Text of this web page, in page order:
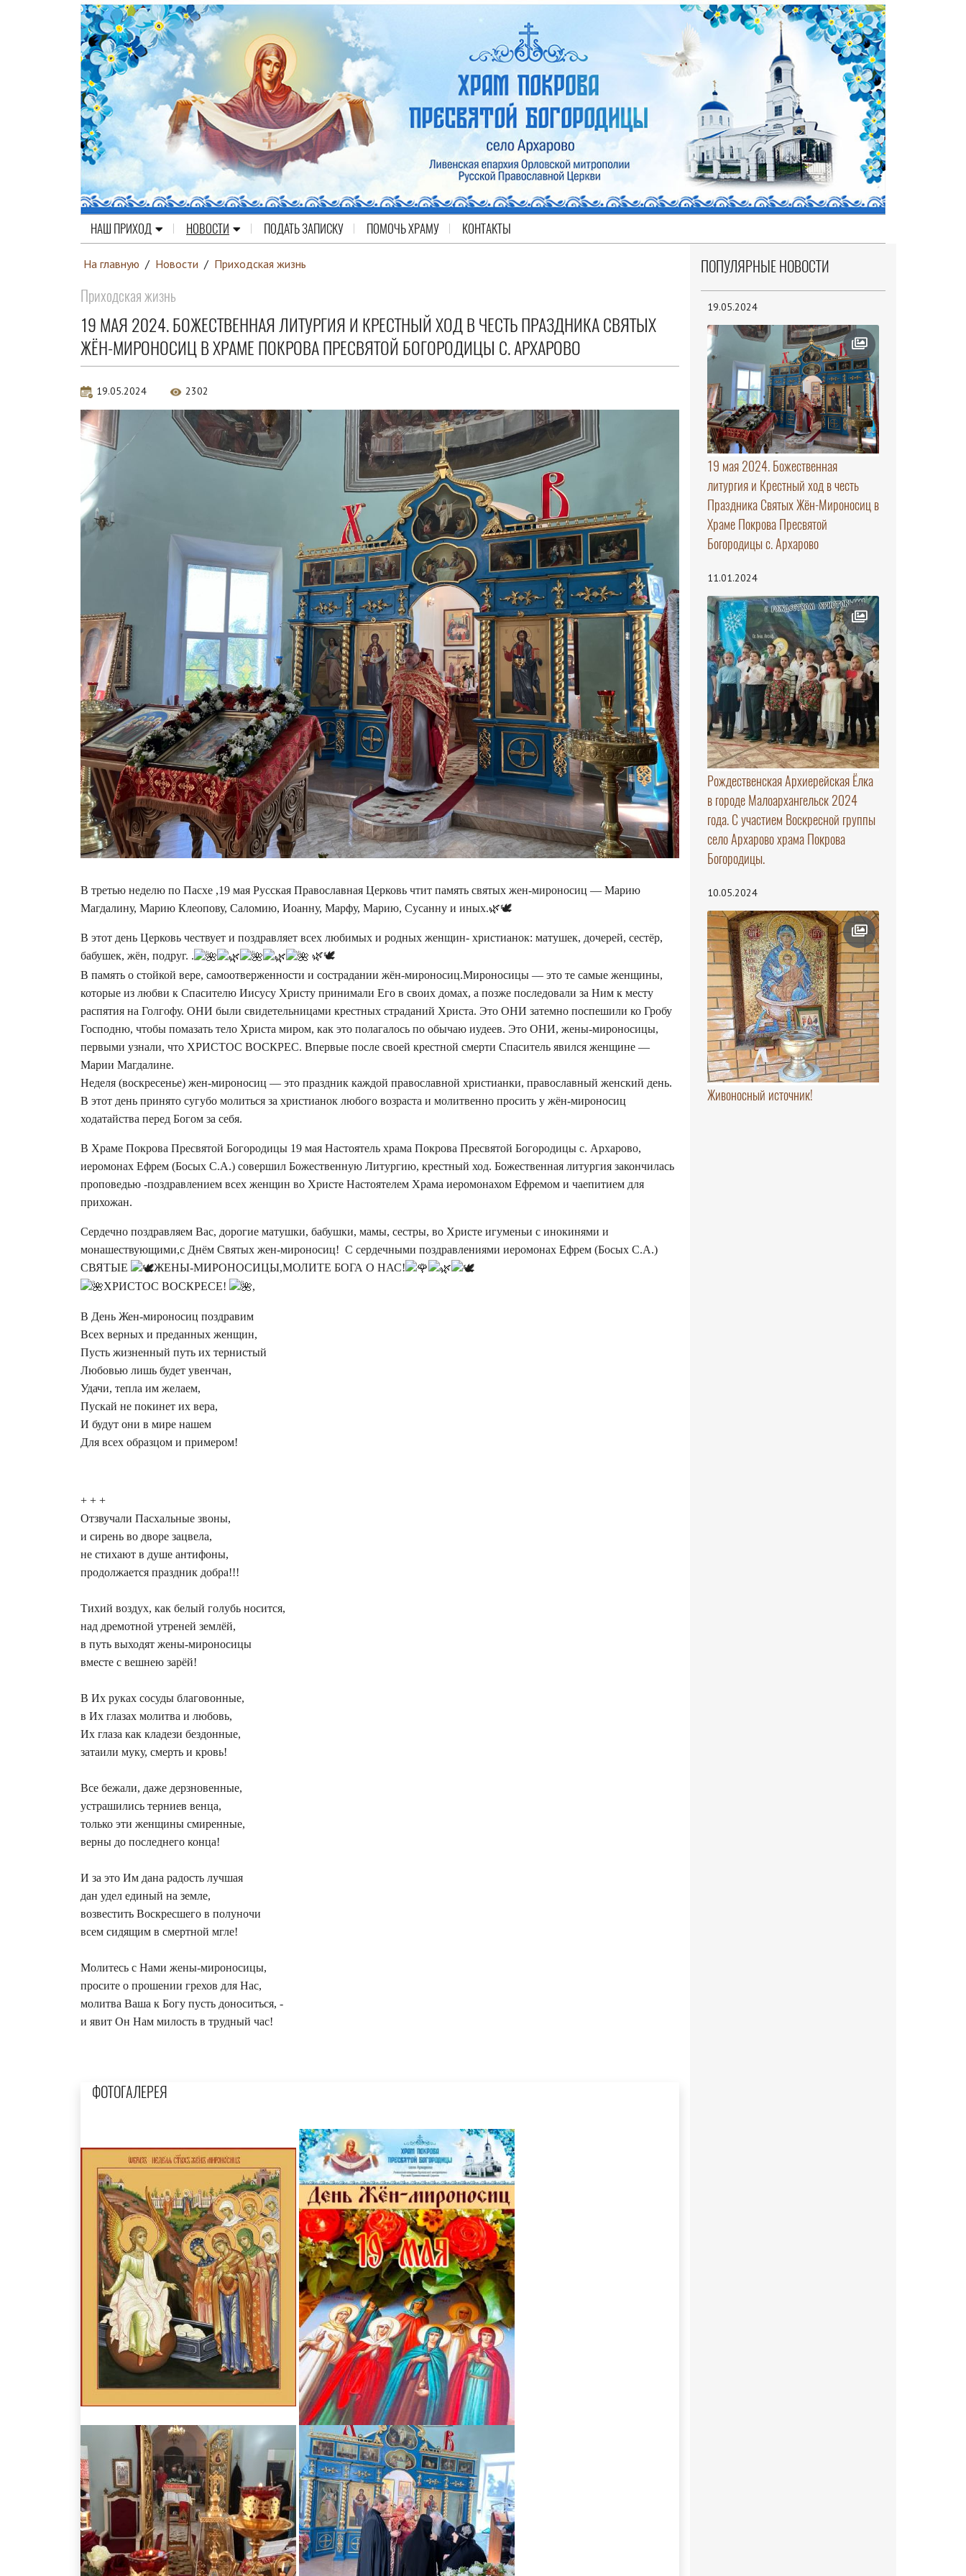
НАШ ПРИХОД НОВОСТИ ПОДАТЬ ЗАПИСКУ ПОМОЧЬ ХРАМУ КОНТАКТЫ
На главную / Новости / Приходская жизнь
Приходская жизнь
19 МАЯ 2024. БОЖЕСТВЕННАЯ ЛИТУРГИЯ И КРЕСТНЫЙ ХОД В ЧЕСТЬ ПРАЗДНИКА СВЯТЫХ
ЖЁН-МИРОНОСИЦ В ХРАМЕ ПОКРОВА ПРЕСВЯТОЙ БОГОРОДИЦЫ С. АРХАРОВО
19.05.2024 2302
В третью неделю по Пасхе ,19 мая Русская Православная Церковь чтит память святых жен-мироносиц — Марию
Магдалину, Марию Клеопову, Саломию, Иоанну, Марфу, Марию, Сусанну и иных.🌿🕊
В этот день Церковь чествует и поздравляет всех любимых и родных женщин- христианок: матушек, дочерей, сестёр,
бабушек, жëн, подруг. .
🌿🕊
В память о стойкой вере, самоотверженности и сострадании жëн-мироносиц.Мироносицы — это те самые женщины,
которые из любви к Спасителю Иисусу Христу принимали Его в своих домах, а позже последовали за Ним к месту
распятия на Голгофу. ОНИ были свидетельницами крестных страданий Христа. Это ОНИ затемно поспешили ко Гробу
Господню, чтобы помазать тело Христа миром, как это полагалось по обычаю иудеев. Это ОНИ, жены-мироносицы,
первыми узнали, что ХРИСТОС ВОСКРЕС. Впервые после своей крестной смерти Спаситель явился женщине —
Марии Магдалине.
Неделя (воскресенье) жен-мироносиц — это праздник каждой православной христианки, православный женский день.
В этот день принято сугубо молиться за христианок любого возраста и молитвенно просить у жëн-мироносиц
ходатайства перед Богом за себя.
В Храме Покрова Пресвятой Богородицы 19 мая Настоятель храма Покрова Пресвятой Богородицы с. Архарово,
иеромонах Ефрем (Босых С.А.) совершил Божественную Литургию, крестный ход. Божественная литургия закончилась
проповедью -поздравлением всех женщин во Христе Настоятелем Храма иеромонахом Ефремом и чаепитием для
прихожан.
Сердечно поздравляем Вас, дорогие матушки, бабушки, мамы, сестры, во Христе игуменьи с инокинями и
монашествующими,с Днём Святых жен-мироносиц! С сердечными поздравлениями иеромонах Ефрем (Босых С.А.)
СВЯТЫЕ
ЖЕНЫ-МИРОНОСИЦЫ,МОЛИТЕ БОГА О НАС!
ХРИСТОС ВОСКРЕСЕ!
,
В День Жен-мироносиц поздравим
Всех верных и преданных женщин,
Пусть жизненный путь их тернистый
Любовью лишь будет увенчан,
Удачи, тепла им желаем,
Пускай не покинет их вера,
И будут они в мире нашем
Для всех образцом и примером!
+ + +
Отзвучали Пасхальные звоны,
и сирень во дворе зацвела,
не стихают в душе антифоны,
продолжается праздник добра!!!
Тихий воздух, как белый голубь носится,
над дремотной утреней землёй,
в путь выходят жены-мироносицы
вместе с вешнею зарёй!
В Их руках сосуды благовонные,
в Их глазах молитва и любовь,
Их глаза как кладези бездонные,
затаили муку, смерть и кровь!
Все бежали, даже дерзновенные,
устрашились терниев венца,
только эти женщины смиренные,
верны до последнего конца!
И за это Им дана радость лучшая
дан удел единый на земле,
возвестить Воскресшего в полуночи
всем сидящим в смертной мгле!
Молитесь с Нами жены-мироносицы,
просите о прошении грехов для Нас,
молитва Ваша к Богу пусть доноситься, -
и явит Он Нам милость в трудный час!
ФОТОГАЛЕРЕЯ
ПОПУЛЯРНЫЕ НОВОСТИ
19.05.2024
19 мая 2024. Божественная
литургия и Крестный ход в честь
Праздника Святых Жён-Мироносиц в
Храме Покрова Пресвятой
Богородицы с. Архарово
11.01.2024
Рождественская Архиерейская Ёлка
в городе Малоархангельск 2024
года. С участием Воскресной группы
село Архарово храма Покрова
Богородицы.
10.05.2024
Живоносный источник!